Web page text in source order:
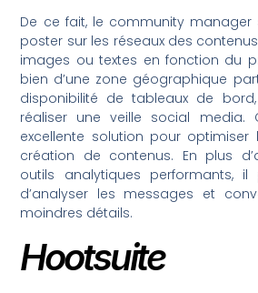
De ce fait, le community
poster sur les réseaux des
images ou textes en fonction du
bien d’une zone géographique
disponibilité de tableaux de
réaliser une veille social media.
excellente solution pour
création de contenus. En plus
outils analytiques performants, il
d’analyser les messages et
moindres détails.
Hootsuite